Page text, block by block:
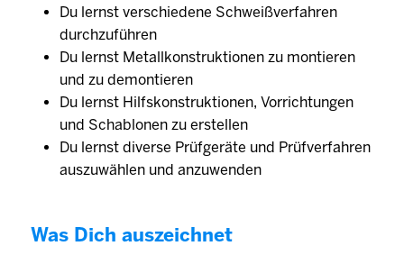
Du lernst verschiedene Schweißverfahren
durchzuführen
Du lernst Metallkonstruktionen zu montieren
und zu demontieren
Du lernst Hilfskonstruktionen, Vorrichtungen
und Schablonen zu erstellen
Du lernst diverse Prüfgeräte und Prüfverfahren
auszuwählen und anzuwenden
Was Dich auszeichnet